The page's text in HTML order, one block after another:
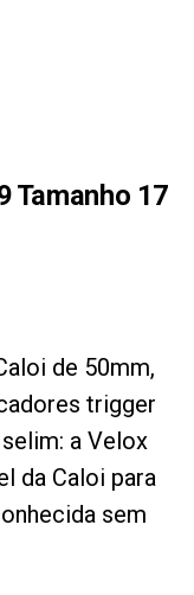
Tamanho 17
de 50mm,
trigger
a Velox
da Caloi para
sem